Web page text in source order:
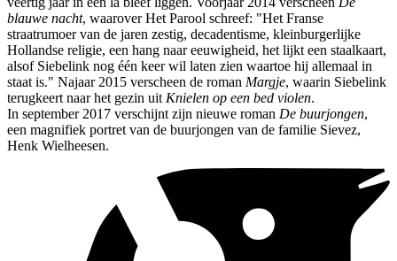
blauwe nacht, waarover Het Parool schreef: "Het Franse
straatrumoer van de jaren zestig, decadentisme, kleinburgerlijke
Hollandse religie, een hang naar eeuwigheid, het lijkt een staalkaart,
alsof Siebelink nog één keer wil laten zien waartoe hij allemaal in
staat is." Najaar 2015 verscheen de roman Margje, waarin Siebelink
terugkeert naar het gezin uit Knielen op een bed violen.
In september 2017 verschijnt zijn nieuwe roman De buurjongen,
een magnifiek portret van de buurjongen van de familie Sievez,
Henk Wielheesen.